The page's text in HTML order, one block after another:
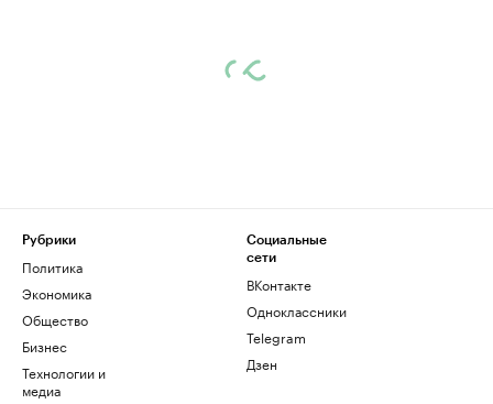
Рубрики
Политика
Экономика
Общество
Бизнес
Технологии и
медиа
Социальные
сети
ВКонтакте
Одноклассники
Telegram
Дзен